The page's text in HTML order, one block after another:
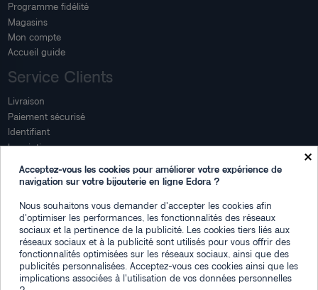
Programme fidélité
Magasins
Mon compte
Accueil guide
Service Clients
Livraison
Paiement sécurisé
Identifiant
Inscription
Mon espace
Suivi de commande
Connexion
Créez votre compte
Des questions
×
Acceptez-vous les cookies pour améliorer votre expérience de
navigation sur votre bijouterie en ligne Edora ?
Nous souhaitons vous demander d'accepter les cookies afin
d'optimiser les performances, les fonctionnalités des réseaux
sociaux et la pertinence de la publicité. Les cookies tiers liés aux
réseaux sociaux et à la publicité sont utilisés pour vous offrir des
fonctionnalités optimisées sur les réseaux sociaux, ainsi que des
publicités personnalisées. Acceptez-vous ces cookies ainsi que les
implications associées à l'utilisation de vos données personnelles